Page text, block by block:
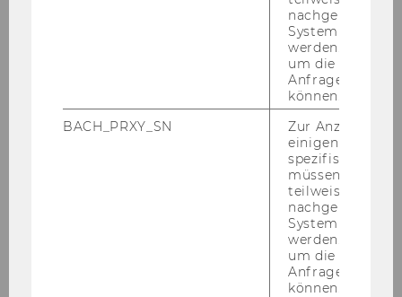
po­nent and an agon or strugg­le be­co­mes more
Her­mann RAU­CHEN­SCHWANDT­NER
is an eco­no­mist and phi­lo­so­pher. Cur­r­ent­ly he
is Head of Busi­ness De­ve­lo­p­ment & Eco­no­mics
at the Salz­burg Uni­ver­si­ty of Ap­p­lied Sci­en­ces.
nachgelagerten
System
werden.
um die Antwort
Anfrage
können.
BACH_PRXY_SN
Zur Anzeige von
einigen WU-
spezifischen
müssen
teilweise von
nachgelagerten
System
werden.
um die Antwort
Anfrage
können.